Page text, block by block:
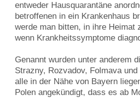
entweder Hausquarantäne
betroffenen in ein Krankenhaus
werde man bitten, in ihre Heimat
wenn Krankheitssymptome
Genannt wurden unter anderem
Strazny, Rozvadov, Folmava
alle in der Nähe von Bayern
Polen angekündigt, dass es ab